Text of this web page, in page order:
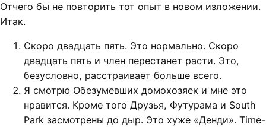
Отчего бы не повторить тот опыт в новом изложении.
Итак.
Скоро двадцать пять. Это нормально. Скоро
двадцать пять и член перестанет расти. Это,
безусловно, расстраивает больше всего.
Я смотрю Обезумевших домохозяек и мне это
нравится. Кроме того Друзья, Футурама и South
Park засмотрены до дыр. Это хуже «Денди». Time-